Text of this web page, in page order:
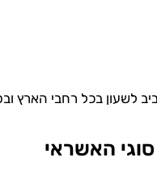
לשעון בכל רחבי הארץ
האשראי